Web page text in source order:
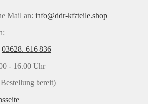
Mail an: info@ddr-kfzteile.shop
03628. 616 836
- 16.00 Uhr
bereit)